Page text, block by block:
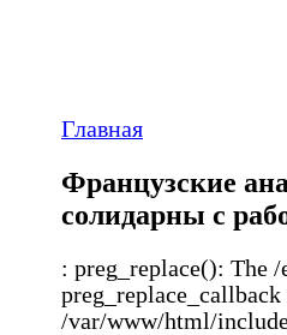
Главная
Французские
солидарны с
: preg_replace(): The
/var/www/html/